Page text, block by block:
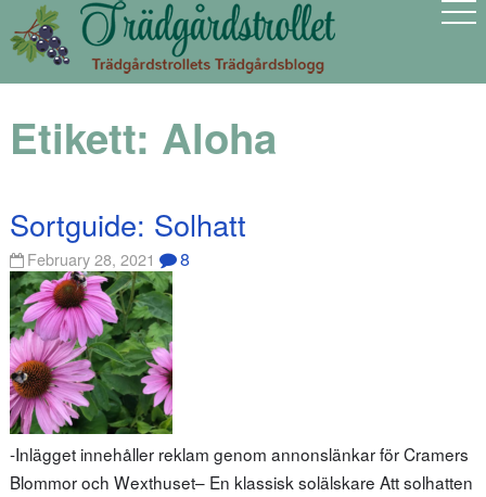
Etikett: Aloha
Sortguide: Solhatt
February 28, 2021 8
-Inlägget innehåller reklam genom annonslänkar för Cramers
Blommor och Wexthuset– En klassisk solälskare Att solhatten